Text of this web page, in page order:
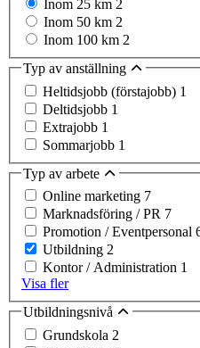
Inom 25 km 2
Inom 50 km 2
Inom 100 km 2
Typ av anställning
Heltidsjobb (förstajobb) 1
Deltidsjobb 1
Extrajobb 1
Sommarjobb 1
Typ av arbete
Online marketing 7
Marknadsföring / PR 7
Promotion / Eventpersonal
Utbildning 2
Kontor / Administration 1
Visa fler
Utbildningsnivå
Grundskola 2